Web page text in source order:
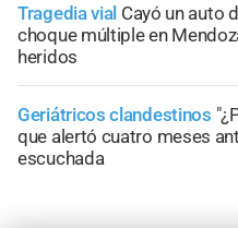
Tragedia vial Cayó un auto
choque múltiple en
heridos
Geriátricos clandestinos
que alertó cuatro meses
escuchada